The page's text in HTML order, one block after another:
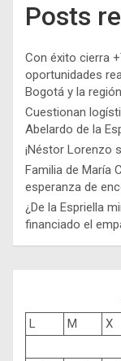
Posts
Con éxito cierra
oportunidades
Bogotá y la región
Cuestionan
Abelardo de la
¡Néstor Lorenzo
Familia de María
esperanza de
¿De la Espriella
financiado el
L
M X